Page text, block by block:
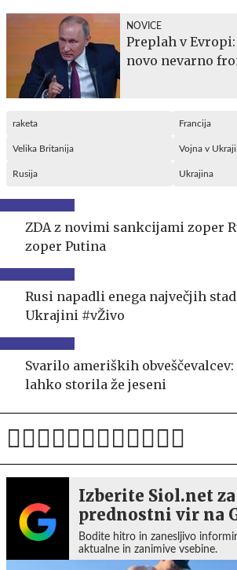
NOVICE
Preplah v
novo nevarno
raketa Francija
Velika Britanija Vojna v
Rusija Ukrajina
ZDA z novimi sankcijami zoper
zoper Putina
Rusi napadli enega največjih
Ukrajini #vŽivo
Svarilo ameriških obveščevalcev:
lahko storila že jeseni
Izberite Siol.net
prednostni vir na
Bodite hitro in zanesljivo
aktualne in zanimive vsebine.